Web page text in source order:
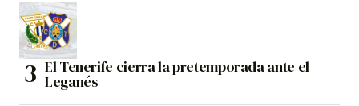
El Tenerife cierra la pretemporada ante el
Leganés